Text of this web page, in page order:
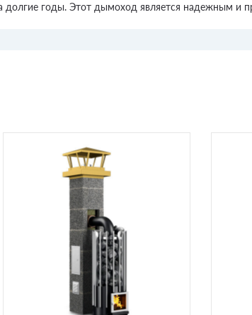
долгие годы. Этот дымоход является надежным и